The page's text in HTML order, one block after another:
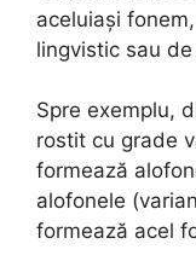
aceluiași
lingvistic sau
Spre exemplu,
rostit cu grade
formează
alofonele
formează acel